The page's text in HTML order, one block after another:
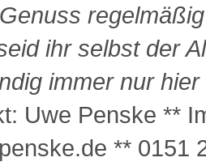
ihr selbst der
immer nur
Uwe Penske **
** 0151